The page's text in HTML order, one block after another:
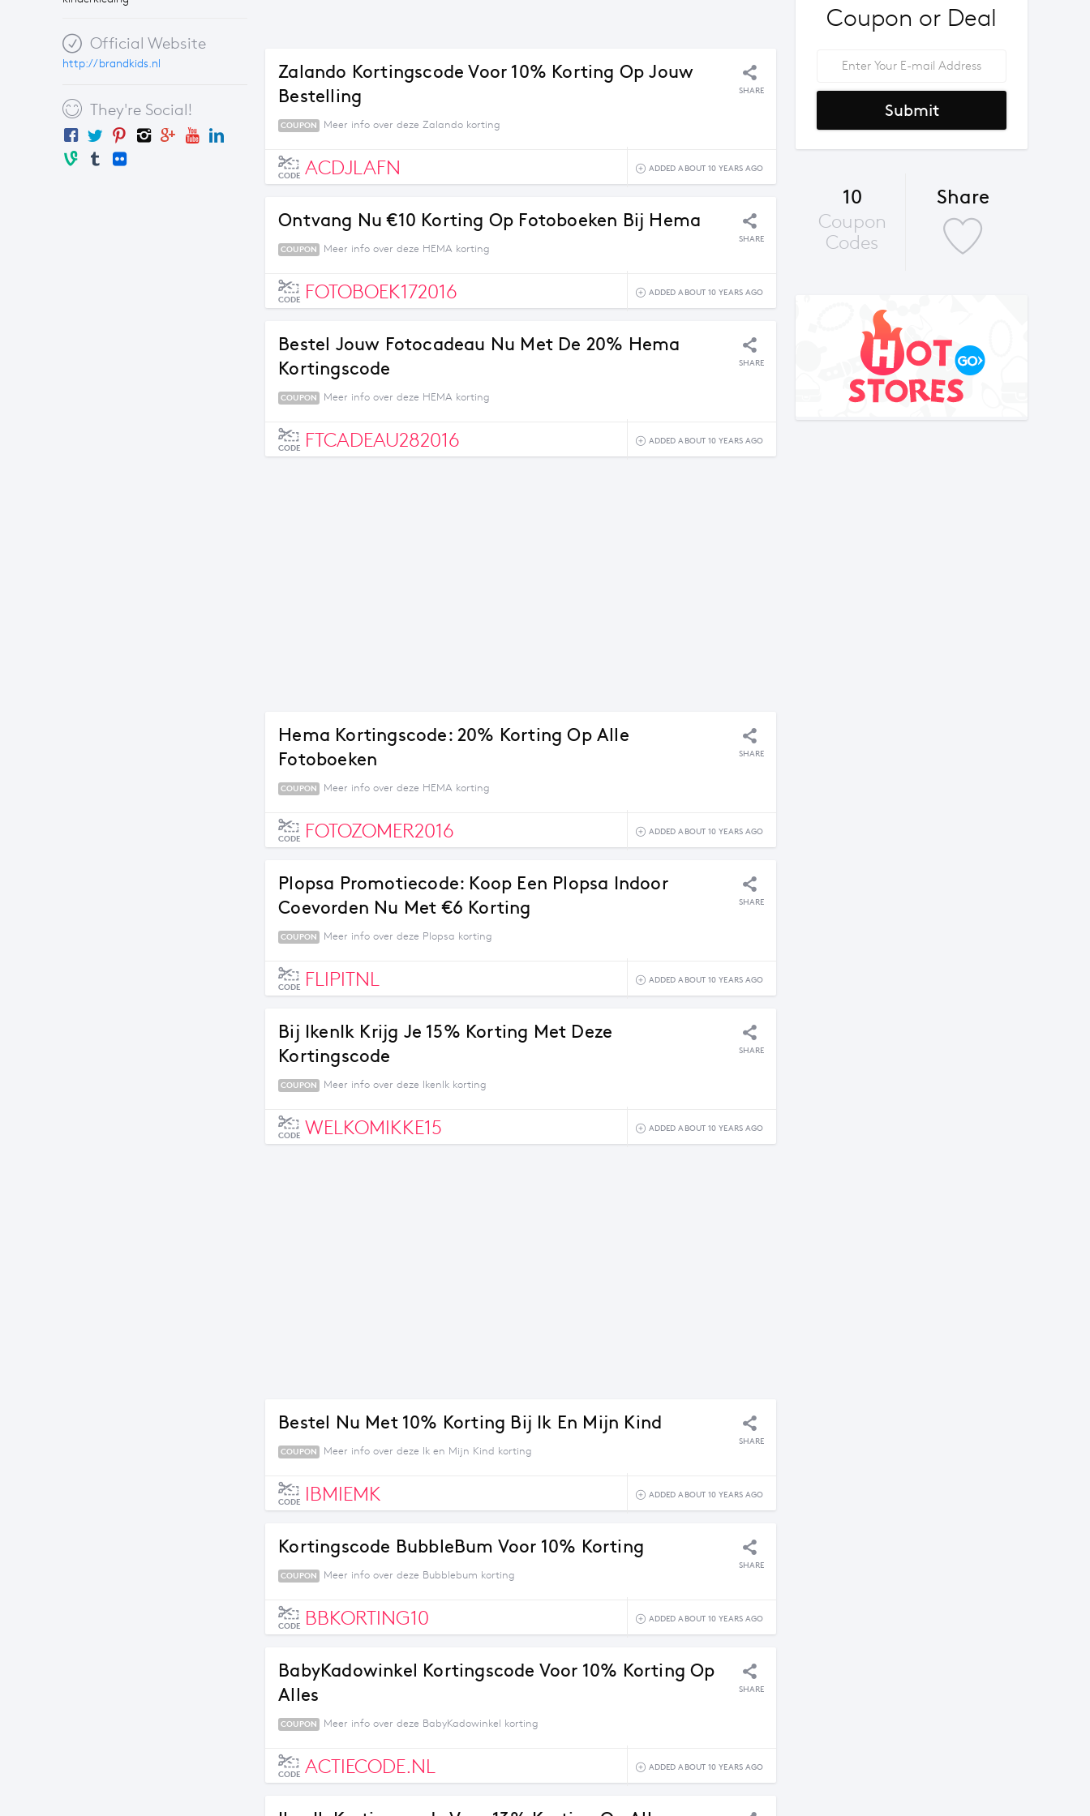
Official Website
http://brandkids.nl
They're Social!
Zalando Kortingscode Voor 10% Korting Op Jouw
Bestelling
SHARE
COUPON Meer info over deze Zalando korting
CODE ACDJLAFN ADDED ABOUT 10 YEARS AGO
Ontvang Nu €10 Korting Op Fotoboeken Bij Hema
SHARE
COUPON Meer info over deze HEMA korting
CODE FOTOBOEK172016 ADDED ABOUT 10 YEARS AGO
Bestel Jouw Fotocadeau Nu Met De 20% Hema
Kortingscode
SHARE
COUPON Meer info over deze HEMA korting
CODE FTCADEAU282016 ADDED ABOUT 10 YEARS AGO
Hema Kortingscode: 20% Korting Op Alle
Fotoboeken
SHARE
COUPON Meer info over deze HEMA korting
CODE FOTOZOMER2016 ADDED ABOUT 10 YEARS AGO
Plopsa Promotiecode: Koop Een Plopsa Indoor
Coevorden Nu Met €6 Korting
SHARE
COUPON Meer info over deze Plopsa korting
CODE FLIPITNL ADDED ABOUT 10 YEARS AGO
Bij IkenIk Krijg Je 15% Korting Met Deze
Kortingscode
SHARE
COUPON Meer info over deze IkenIk korting
CODE WELKOMIKKE15 ADDED ABOUT 10 YEARS AGO
Bestel Nu Met 10% Korting Bij Ik En Mijn Kind
SHARE
COUPON Meer info over deze Ik en Mijn Kind korting
CODE IBMIEMK ADDED ABOUT 10 YEARS AGO
Kortingscode BubbleBum Voor 10% Korting
SHARE
COUPON Meer info over deze Bubblebum korting
CODE BBKORTING10 ADDED ABOUT 10 YEARS AGO
BabyKadowinkel Kortingscode Voor 10% Korting Op
Alles
SHARE
COUPON Meer info over deze BabyKadowinkel korting
CODE ACTIECODE.NL ADDED ABOUT 10 YEARS AGO
Coupon or Deal
Submit
10
Coupon
Codes
Share